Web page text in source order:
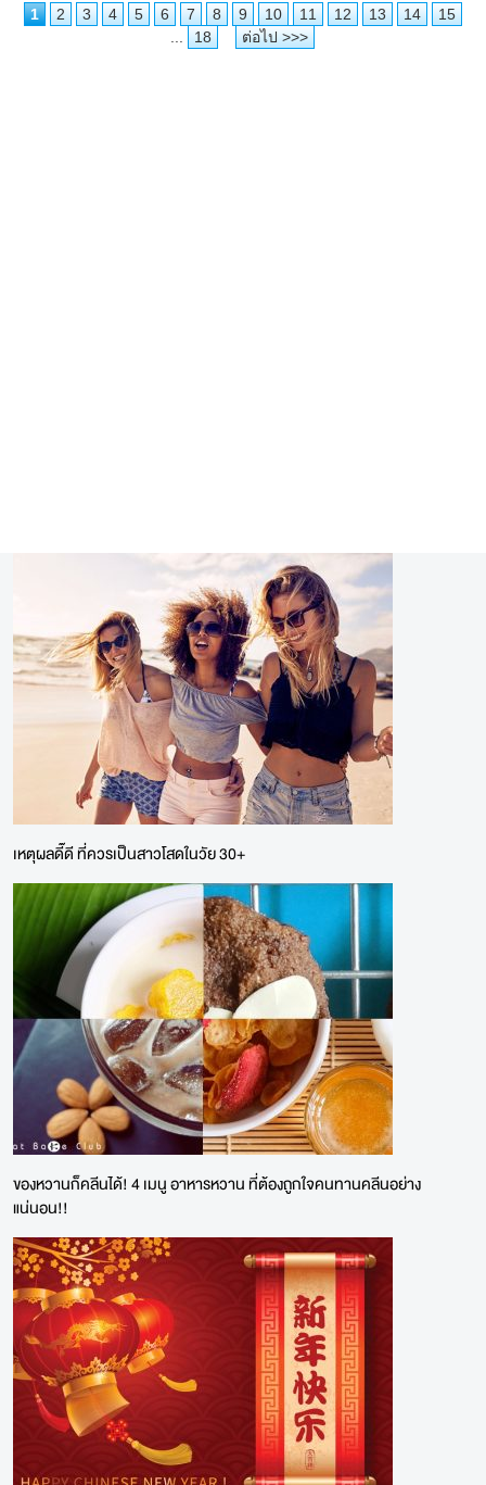
1 2 3 4 5 6 7 8 9 10 11 12 13 14
15
18 ต่อไป >>>
เหตุผลดี๊ดี ที่ควรเป็นสาวโสดในวัย 30+
ของหวานก็คลีนได้! 4 เมนู อาหารหวาน ที่ต้องถูกใจคนทานคลีนอย่าง
แน่นอน!!